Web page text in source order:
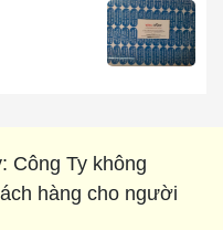
Công Ty không
hàng cho người